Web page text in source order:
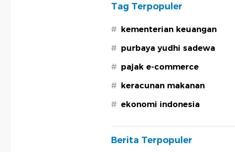
Tag Terpopuler
# kementerian keuangan
# purbaya yudhi sadewa
# pajak e-commerce
# keracunan makanan
# ekonomi indonesia
Berita Terpopuler